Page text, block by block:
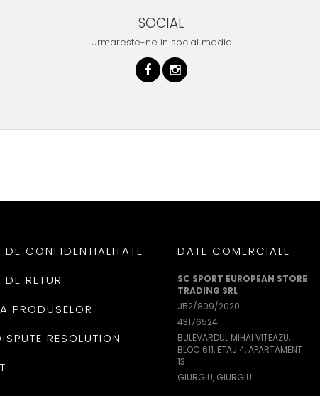
SOCIAL
Urmareste-ne in social media
CONFIDENTIALITATE
RETUR
PRODUSELOR
RESOLUTION
DATE COMERCIALE
SC SPORT EUROPEAN STORE
TRADING SRL
J52/809/2020
43176524
BULEVARDUL MIHAI VITEAZU,
BLOC 611, ETAJ 4, APARTAMENT
13
GIURGIU, GIURGIU